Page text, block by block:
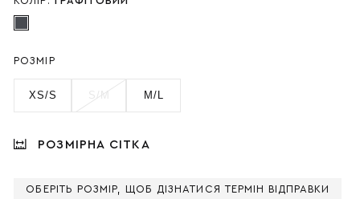
РОЗМІР
XS/S S/M M/L
РОЗМІРНА СІТКА
ОБЕРІТЬ РОЗМІР, ЩОБ ДІЗНАТИСЯ ТЕРМІН ВІДПРАВКИ